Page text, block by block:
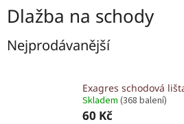
Dlažba na schody
Nejprodávanější
Exagres schodová
Skladem (368 balení)
60 Kč